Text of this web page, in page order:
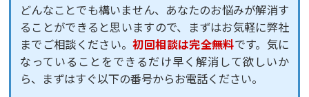
どんなことでも構いません、あなたのお悩みが解消す
ることができると思いますので、まずはお気軽に弊社
までご相談ください。初回相談は完全無料です。気に
なっていることをできるだけ早く解消して欲しいか
ら、まずはすぐ以下の番号からお電話ください。